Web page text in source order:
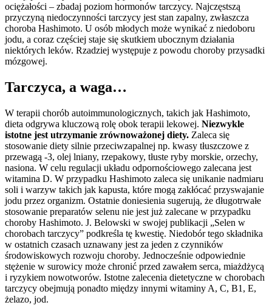
ociężałości – zbadaj poziom hormonów tarczycy. Najczęstszą
przyczyną niedoczynności tarczycy jest stan zapalny, zwłaszcza
choroba Hashimoto. U osób młodych może wynikać z niedoboru
jodu, a coraz częściej staje się skutkiem ubocznym działania
niektórych leków. Rzadziej występuje z powodu choroby przysadki
mózgowej.
Tarczyca, a waga…
W terapii chorób autoimmunologicznych, takich jak Hashimoto,
dieta odgrywa kluczową rolę obok terapii lekowej. Niezwykle
istotne jest utrzymanie zrównoważonej diety. Zaleca się
stosowanie diety silnie przeciwzapalnej np. kwasy tłuszczowe z
przewagą -3, olej lniany, rzepakowy, tłuste ryby morskie, orzechy,
nasiona. W celu regulacji układu odpornościowego zalecana jest
witamina D. W przypadku Hashimoto zaleca się unikanie nadmiaru
soli i warzyw takich jak kapusta, które mogą zakłócać przyswajanie
jodu przez organizm. Ostatnie doniesienia sugerują, że długotrwałe
stosowanie preparatów selenu nie jest już zalecane w przypadku
choroby Hashimoto. J. Belowski w swojej publikacji „Selen w
chorobach tarczycy” podkreśla tę kwestię. Niedobór tego składnika
w ostatnich czasach uznawany jest za jeden z czynników
środowiskowych rozwoju choroby. Jednocześnie odpowiednie
stężenie w surowicy może chronić przed zawałem serca, miażdżycą
i ryzykiem nowotworów. Istotne zalecenia dietetyczne w chorobach
tarczycy obejmują ponadto między innymi witaminy A, C, B1, E,
żelazo, jod.